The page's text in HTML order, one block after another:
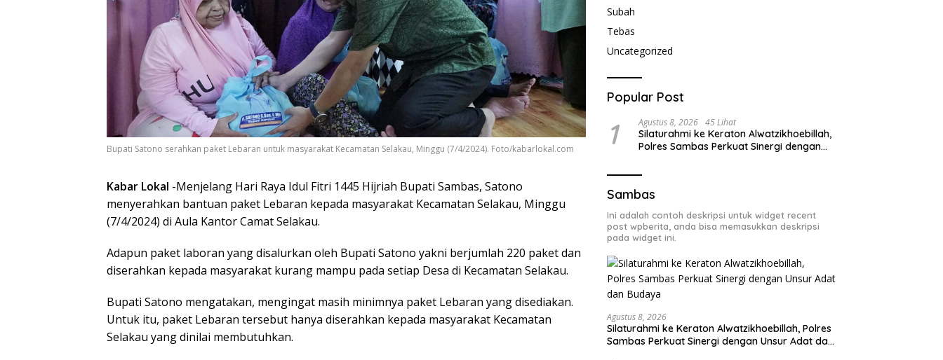
Bupati Satono serahkan paket Lebaran untuk masyarakat Kecamatan Selakau, Minggu (7/4/2024). Foto/kabarlokal.com
Kabar Lokal -Menjelang Hari Raya Idul Fitri 1445 Hijriah Bupati Sambas, Satono
menyerahkan bantuan paket Lebaran kepada masyarakat Kecamatan Selakau, Minggu
(7/4/2024) di Aula Kantor Camat Selakau.
Adapun paket laboran yang disalurkan oleh Bupati Satono yakni berjumlah 220 paket dan
diserahkan kepada masyarakat kurang mampu pada setiap Desa di Kecamatan Selakau.
Bupati Satono mengatakan, mengingat masih minimnya paket Lebaran yang disediakan.
Untuk itu, paket Lebaran tersebut hanya diserahkan kepada masyarakat Kecamatan
Selakau yang dinilai membutuhkan.
Subah
Tebas
Uncategorized
Popular Post
1 Agustus 8, 2026 45 Lihat
Silaturahmi ke Keraton Alwatzikhoebillah,
Polres Sambas Perkuat Sinergi dengan
Sambas
Ini adalah contoh deskripsi untuk widget recent
post wpberita, anda bisa memasukkan deskripsi
pada widget ini.
Agustus 8, 2026
Silaturahmi ke Keraton Alwatzikhoebillah, Polres
Sambas Perkuat Sinergi dengan Unsur Adat dan